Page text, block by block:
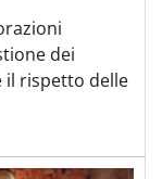
dei
il rispetto delle